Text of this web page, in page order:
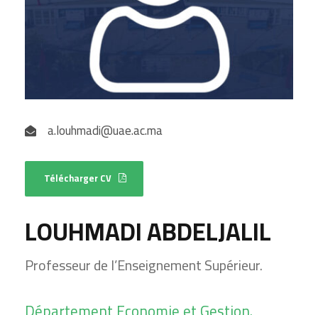
a.louhmadi@uae.ac.ma
Télécharger CV
LOUHMADI ABDELJALIL
Professeur de l’Enseignement Supérieur.